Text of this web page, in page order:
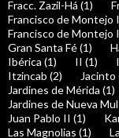
Fracc. Zazil-Há (1)
Francisco de Montejo
Francisco de Montejo
Gran Santa Fé (1)
Ibérica (1)
II (1)
Itzincab (2)
Jacinto
Jardines de Mérida (1)
Jardines de Nueva
Juan Pablo II (1)
Las Magnolias (1)